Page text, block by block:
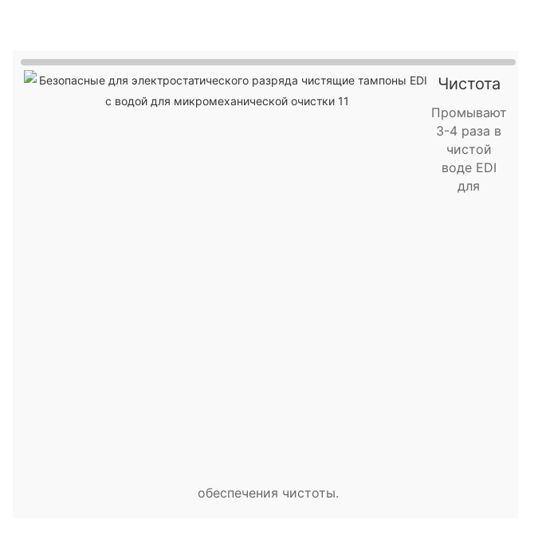
Чистота
Промывают
3-4 раза в
чистой
воде EDI
для
обеспечения чистоты.